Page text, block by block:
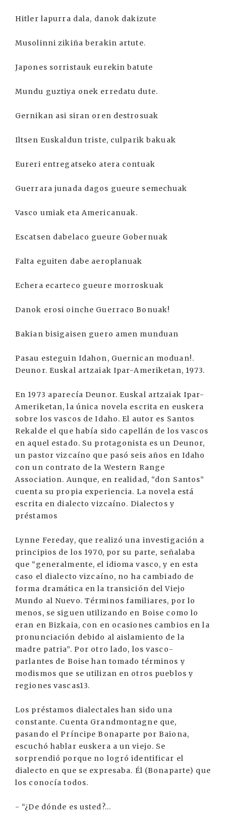
Hitler lapurra dala, danok dakizute
Musolinni zikiña berakin artute.
Japones sorristauk eurekin batute
Mundu guztiya onek erredatu dute.
Gernikan asi siran oren destrosuak
Iltsen Euskaldun triste, culparik bakuak
Eureri entregatseko atera contuak
Guerrara junada dagos gueure semechuak
Vasco umiak eta Americanuak.
Escatsen dabelaco gueure Gobernuak
Falta eguiten dabe aeroplanuak
Echera ecarteco gueure morroskuak
Danok erosi oinche Guerraco Bonuak!
Bakian bisigaisen guero amen munduan
Pasau esteguin Idahon, Guernican moduan!.
Deunor. Euskal artzaiak Ipar-Ameriketan, 1973.
En 1973 aparecía Deunor. Euskal artzaiak Ipar-
Ameriketan, la única novela escrita en euskera
sobre los vascos de Idaho. El autor es Santos
Rekalde el que había sido capellán de los vascos
en aquel estado. Su protagonista es un Deunor,
un pastor vizcaíno que pasó seis años en Idaho
con un contrato de la Western Range
Association. Aunque, en realidad, “don Santos”
cuenta su propia experiencia. La novela está
escrita en dialecto vizcaíno. Dialectos y
préstamos
Lynne Fereday, que realizó una investigación a
principios de los 1970, por su parte, señalaba
que “generalmente, el idioma vasco, y en esta
caso el dialecto vizcaíno, no ha cambiado de
forma dramática en la transición del Viejo
Mundo al Nuevo. Términos familiares, por lo
menos, se siguen utilizando en Boise como lo
eran en Bizkaia, con en ocasiones cambios en la
pronunciación debido al aislamiento de la
madre patria”. Por otro lado, los vasco-
parlantes de Boise han tomado términos y
modismos que se utilizan en otros pueblos y
regiones vascas13.
Los préstamos dialectales han sido una
constante. Cuenta Grandmontagne que,
pasando el Príncipe Bonaparte por Baiona,
escuchó hablar euskera a un viejo. Se
sorprendió porque no logró identificar el
dialecto en que se expresaba. Él (Bonaparte) que
los conocía todos.
- “¿De dónde es usted?...